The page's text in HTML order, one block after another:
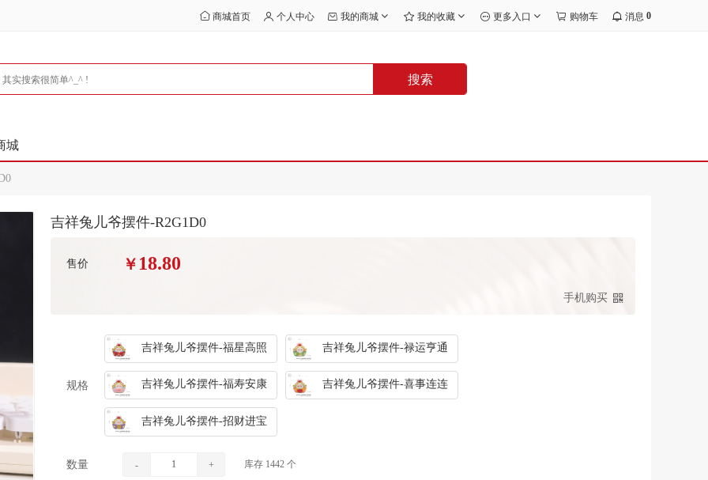
商城首页 个人中心 我的商城 我的收藏 更多入口 购物车 消息 0
搜索
城
吉祥兔儿爷摆件-R2G1D0
售价 ￥ 18.80
手机购买
规格
吉祥兔儿爷摆件-福星高照 吉祥兔儿爷摆件-禄运亨通
吉祥兔儿爷摆件-福寿安康 吉祥兔儿爷摆件-喜事连连
吉祥兔儿爷摆件-招财进宝
数量 - + 库存 1442 个